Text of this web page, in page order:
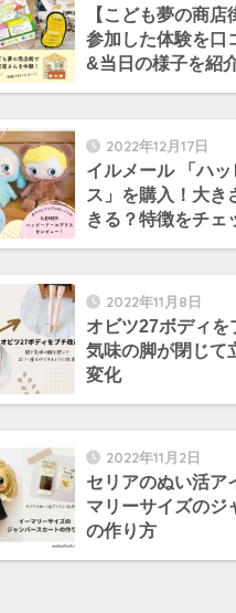
【こども夢の商
参加した体験を口
&当日の様子を紹
2022年12月17日
イルメール 「ハ
ス」を購入！大き
きる？特徴をチェ
2022年11月8日
オビツ27ボディを
気味の脚が閉じて
変化
2022年11月2日
セリアのぬい活ア
マリーサイズのジ
の作り方